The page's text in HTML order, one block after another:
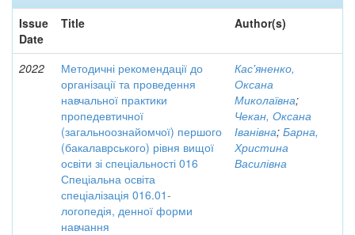
Issue
Date
Title Author(s)
2022
Методичні рекомендації до
організації та проведення
навчальної практики
пропедевтичної
(загальноознайомчої) першого
(бакалаврського) рівня вищої
освіти зі спеціальності 016
Спеціальна освіта
спеціалізація 016.01-
логопедія, денної форми
навчання
Кас'яненко,
Оксана
Миколаївна;
Чекан, Оксана
Іванівна; Барна,
Христина
Василівна